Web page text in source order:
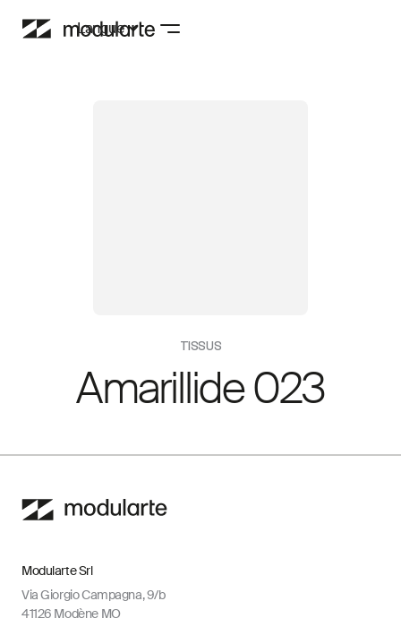
Langue
TISSUS
Amarillide 023
Modularte Srl
Via Giorgio Campagna, 9/b
41126 Modène MO